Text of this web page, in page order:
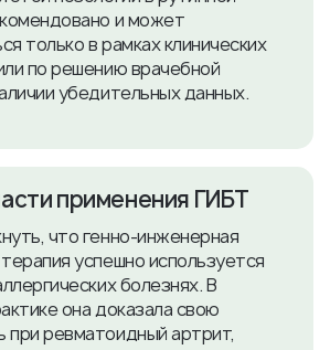
и может
только в рамках клинических
по решению врачебной
убедительных данных.
применения ГИБТ
что генно-инженерная
успешно используется
болезнях. В
она доказала свою
при ревматоидный артрит,